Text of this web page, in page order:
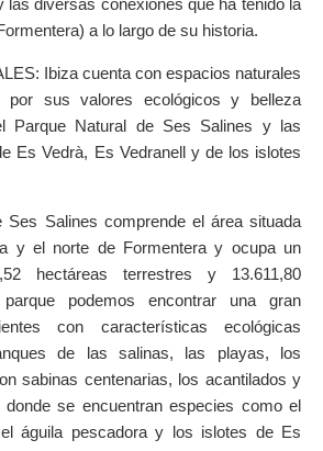
las diversas conexiones que ha tenido la
a lo largo de su historia.
Ibiza cuenta con espacios naturales
por sus valores ecológicos y belleza
Parque Natural de Ses Salines y las
Es Vedrà, Es Vedranell y de los islotes
Ses Salines comprende el área situada
y el norte de Formentera y ocupa un
hectáreas terrestres y 13.611,80
podemos encontrar una gran
con características ecológicas
de las salinas, las playas, los
sabinas centenarias, los acantilados y
se encuentran especies como el
águila pescadora y los islotes de Es